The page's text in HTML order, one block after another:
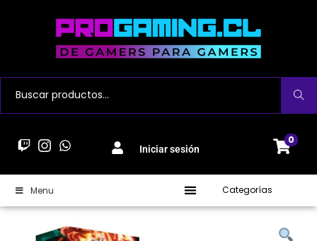
Buscar
Iniciar sesión
0
Menu Categorías